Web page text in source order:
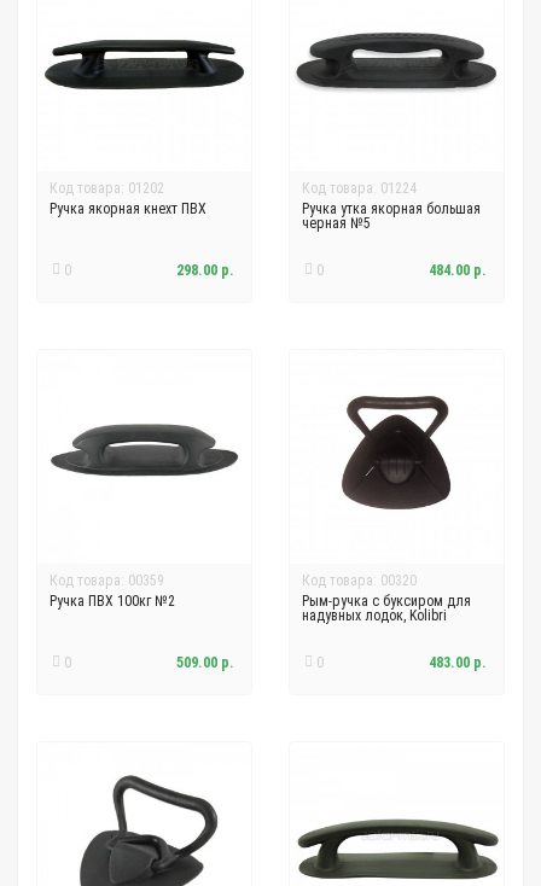
Код товара: 01202
Ручка якорная кнехт ПВХ
0 298.00 р.
Код товара: 01224
Ручка утка якорная большая
черная №5
0 484.00 р.
Код товара: 00359
Ручка ПВХ 100кг №2
0 509.00 р.
Код товара: 00320
Рым-ручка с буксиром для
надувных лодок, Kolibri
0 483.00 р.